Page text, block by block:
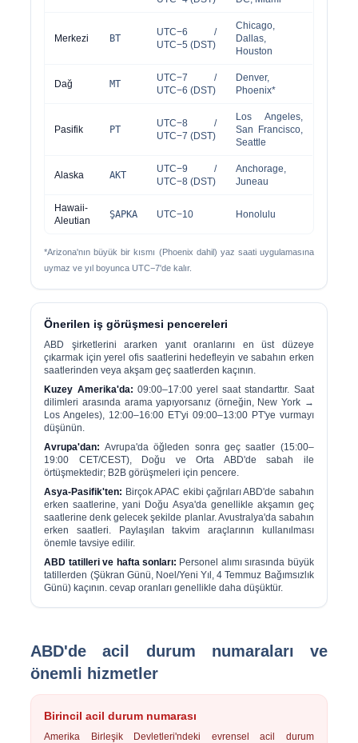
Merkezi BT
UTC−6 /
UTC−5 (DST)
Chicago,
Dallas,
Houston
Dağ MT
UTC−7 /
UTC−6 (DST)
Denver,
Phoenix*
Pasifik PT
UTC−8 /
UTC−7 (DST)
Los Angeles,
San Francisco,
Seattle
Alaska AKT
UTC−9 /
UTC−8 (DST)
Anchorage,
Juneau
Hawaii-
Aleutian
ŞAPKA UTC−10 Honolulu
*Arizona'nın büyük bir kısmı (Phoenix dahil) yaz saati uygulamasına
uymaz ve yıl boyunca UTC−7'de kalır.
Önerilen iş görüşmesi pencereleri
ABD şirketlerini ararken yanıt oranlarını en üst düzeye
çıkarmak için yerel ofis saatlerini hedefleyin ve sabahın erken
saatlerinden veya akşam geç saatlerden kaçının.
Kuzey Amerika'da: 09:00–17:00 yerel saat standarttır. Saat
dilimleri arasında arama yapıyorsanız (örneğin, New York →
Los Angeles), 12:00–16:00 ET'yi 09:00–13:00 PT'ye vurmayı
düşünün.
Avrupa'dan: Avrupa'da öğleden sonra geç saatler (15:00–
19:00 CET/CEST), Doğu ve Orta ABD'de sabah ile
örtüşmektedir; B2B görüşmeleri için pencere.
Asya-Pasifik'ten: Birçok APAC ekibi çağrıları ABD'de sabahın
erken saatlerine, yani Doğu Asya'da genellikle akşamın geç
saatlerine denk gelecek şekilde planlar. Avustralya'da sabahın
erken saatleri. Paylaşılan takvim araçlarının kullanılması
önemle tavsiye edilir.
ABD tatilleri ve hafta sonları: Personel alımı sırasında büyük
tatillerden (Şükran Günü, Noel/Yeni Yıl, 4 Temmuz Bağımsızlık
Günü) kaçının. cevap oranları genellikle daha düşüktür.
ABD'de acil durum numaraları ve
önemli hizmetler
Birincil acil durum numarası
Amerika Birleşik Devletleri'ndeki evrensel acil durum